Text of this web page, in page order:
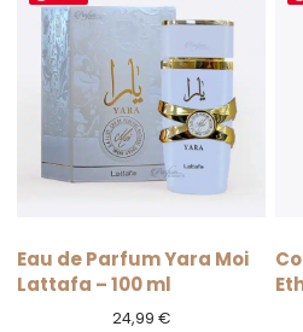
Eau de Parfum Yara Moi
Lattafa – 100 ml
24,99 €